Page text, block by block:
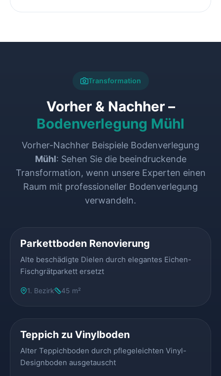
Transformation
Vorher & Nachher –
Bodenverlegung Mühl
Vorher-Nachher Beispiele Bodenverlegung
Mühl: Sehen Sie die beeindruckende
Transformation, wenn unsere Experten einen
Raum mit professioneller Bodenverlegung
verwandeln.
Parkettboden Renovierung
Alte beschädigte Dielen durch elegantes Eichen-
Fischgrätparkett ersetzt
1. Bezirk 45 m²
Teppich zu Vinylboden
Alter Teppichboden durch pflegeleichten Vinyl-
Designboden ausgetauscht